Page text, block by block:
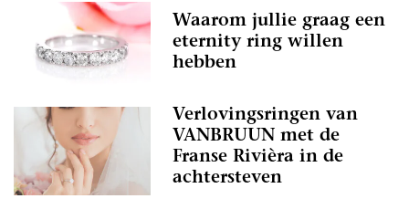
Waarom jullie graag een
eternity ring willen
hebben
Verlovingsringen van
VANBRUUN met de
Franse Rivièra in de
achtersteven